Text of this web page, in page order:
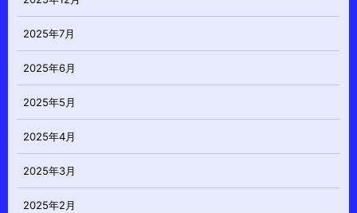
2025年7月
2025年6月
2025年5月
2025年4月
2025年3月
2025年2月